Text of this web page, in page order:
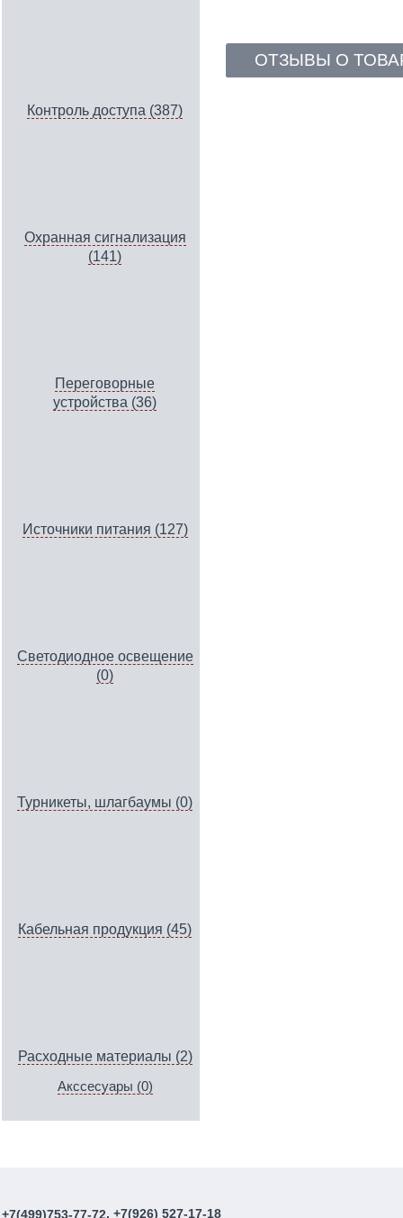
Контроль доступа (387)
Охранная сигнализация
(141)
Переговорные
устройства (36)
Источники питания (127)
Светодиодное освещение
(0)
Турникеты, шлагбаумы (0)
Кабельная продукция (45)
Расходные материалы (2)
Акссесуары (0)
ОТЗЫВЫ О
+7(499)753-77-72, +7(926) 527-17-18